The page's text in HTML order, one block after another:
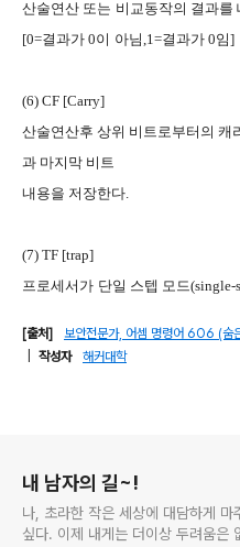
산술연산 또는 비교동작의 결과를
[0=결과가 0이 아님,1=결과가 0임]
(6) CF [Carry]
산술연산후 상위 비트로부터의 캐
과 마지막 비트
내용을 저장한다.
(7) TF [trap]
프로세서가 단일 스텝 모드(single-
[출처]
보안전문가, 어셈 명령어 6O6 (숨
작성자 해커대학
내 남자의 길~!
나, 초라한 작은 세상에 대담하게
싶다. 이제 내게는 더이상 두려움